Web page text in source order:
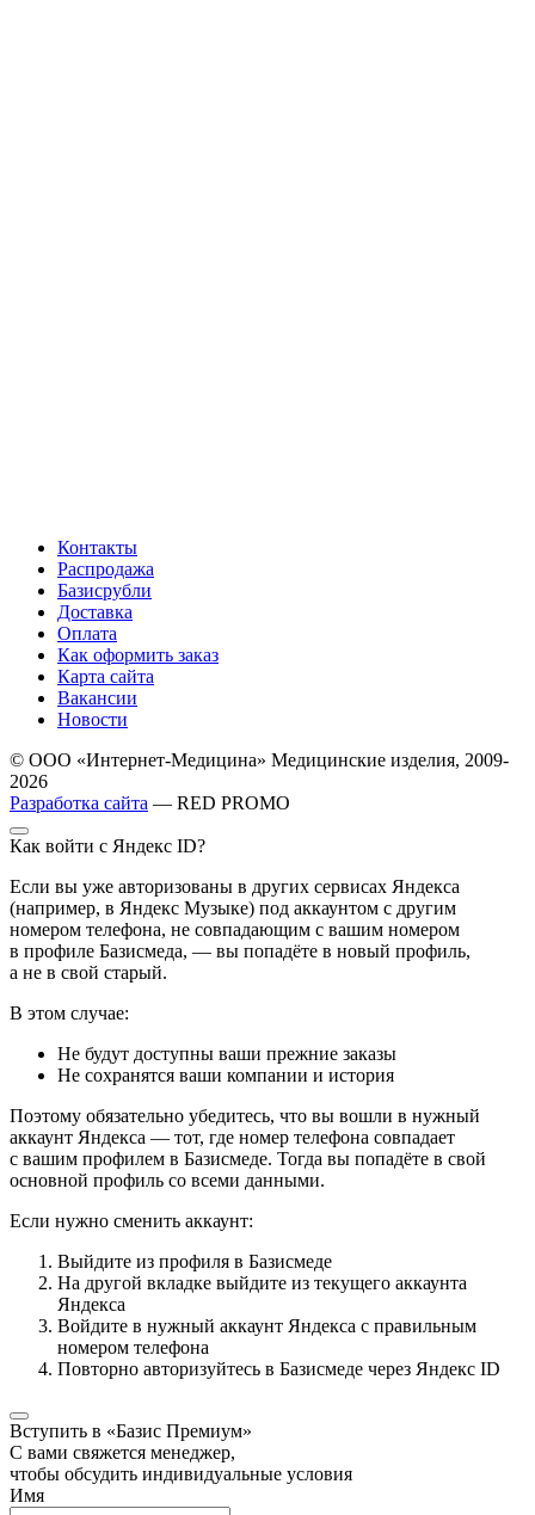
Контакты
Распродажа
Базисрубли
Доставка
Оплата
Как оформить заказ
Карта сайта
Вакансии
Новости
© ООО «Интернет-Медицина» Медицинские изделия, 2009-
2026
Разработка сайта — RED PROMO
Как войти с Яндекс ID?
Если вы уже авторизованы в других сервисах Яндекса
(например, в Яндекс Музыке) под аккаунтом с другим
номером телефона, не совпадающим с вашим номером
в профиле Базисмеда, — вы попадёте в новый профиль,
а не в свой старый.
В этом случае:
Не будут доступны ваши прежние заказы
Не сохранятся ваши компании и история
Поэтому обязательно убедитесь, что вы вошли в нужный
аккаунт Яндекса — тот, где номер телефона совпадает
с вашим профилем в Базисмеде. Тогда вы попадёте в свой
основной профиль со всеми данными.
Если нужно сменить аккаунт:
Выйдите из профиля в Базисмеде
На другой вкладке выйдите из текущего аккаунта
Яндекса
Войдите в нужный аккаунт Яндекса с правильным
номером телефона
Повторно авторизуйтесь в Базисмеде через Яндекс ID
Вступить в «Базис Премиум»
С вами свяжется менеджер,
чтобы обсудить индивидуальные условия
Имя